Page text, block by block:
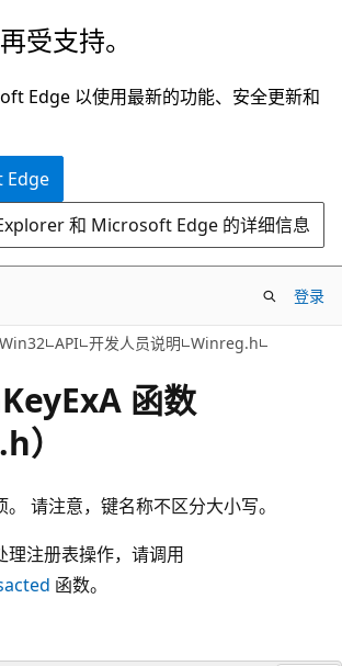
受支持。
Edge 以使用最新的功能、安全更新和
Edge
和 Microsoft Edge 的详细信息
登录
Win32 API 开发人员说明 Winreg.h
函数
）
请注意，键名称不区分大小写。
理注册表操作，请调用
函数。